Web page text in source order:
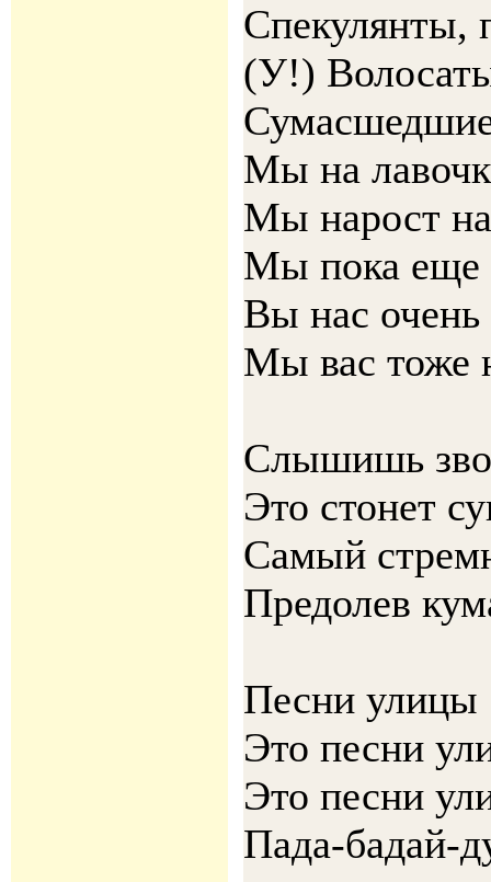
Спекулянты,
(У!)
Мы на
Мы нарост
Мы пока еще
Вы нас очень
Мы вас тоже
Слышишь
Это стонет
Самый
Предолев
Песни улицы
Это песни
Это песни
Пада-бадай-